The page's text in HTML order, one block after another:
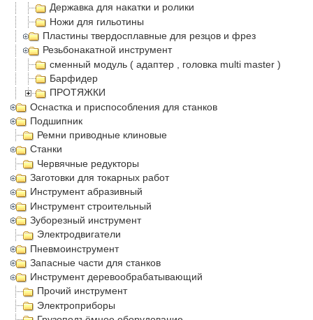
Державка для накатки и ролики
Ножи для гильотины
Пластины твердосплавные для резцов и фрез
Резьбонакатной инструмент
сменный модуль ( адаптер , головка multi master )
Барфидер
ПРОТЯЖКИ
Оснастка и приспособления для станков
Подшипник
Ремни приводные клиновые
Станки
Червячные редукторы
Заготовки для токарных работ
Инструмент абразивный
Инструмент строительный
Зуборезный инструмент
Электродвигатели
Пневмоинструмент
Запасные части для станков
Инструмент деревообрабатывающий
Прочий инструмент
Электроприборы